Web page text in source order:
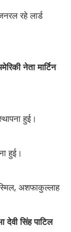
रहे लार्ड
नेता मार्टिन
हुई।
हुई।
, अशफाकुल्लाह
देवी सिंह पाटिल